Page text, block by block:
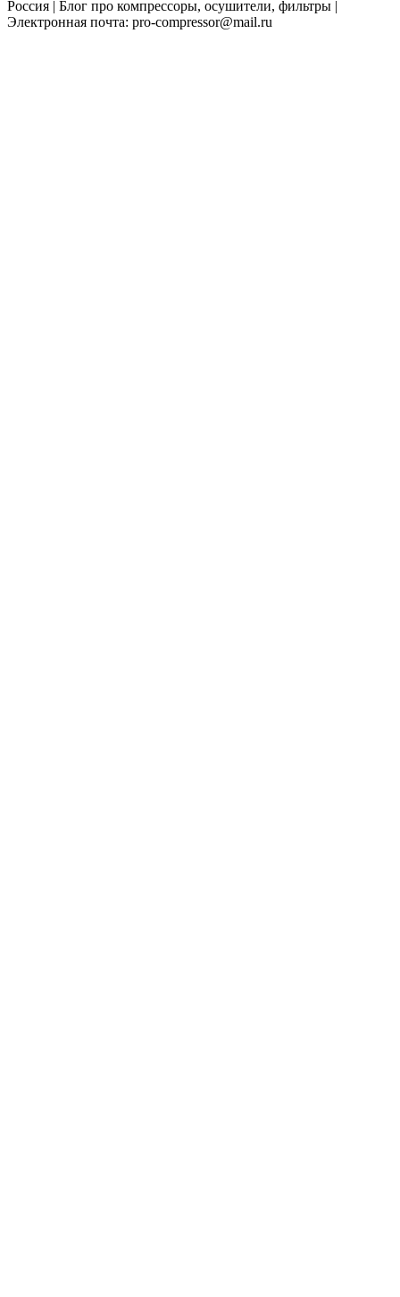
Россия | Блог про компрессоры, осушители, фильтры |
Электронная почта: pro-compressor@mail.ru